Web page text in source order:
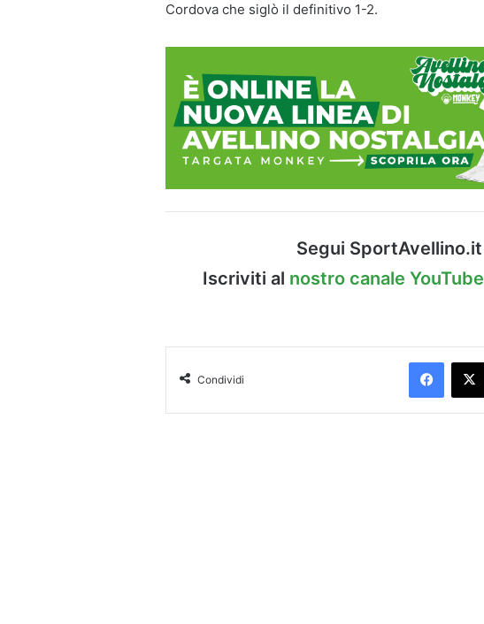
Cordova che siglò il definitivo 1-2.
Segui
Iscriviti al nostro canale YouTube
Condividi